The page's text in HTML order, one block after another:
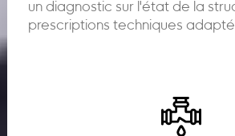
un diagnostic sur l'état de la
prescriptions techniques